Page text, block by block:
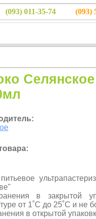
(093) 011-35-74 (093)
в закрытой
от 1˚С до 25˚C и не
в открытой